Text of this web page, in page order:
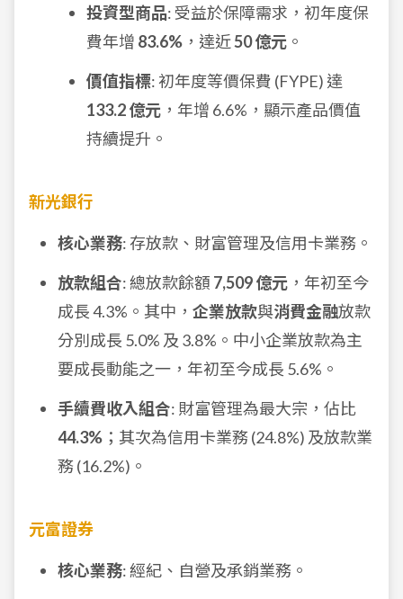
投資型商品: 受益於保障需求，初年度保
費年增 83.6% ，達近50 億元 。
價值指標: 初年度等價保費 (FYPE) 達
133.2 億元 ，年增 6.6%，顯示產品價值
持續提升。
新光銀行
核心業務: 存放款、財富管理及信用卡業務。
放款組合: 總放款餘額 7,509 億元 ，年初至今
成長 4.3%。其中， 企業放款與消費金融放款
分別成長 5.0% 及 3.8%。中小企業放款為主
要成長動能之一，年初至今成長 5.6%。
手續費收入組合: 財富管理為最大宗，佔比
44.3% ；其次為信用卡業務 (24.8%) 及放款業
務 (16.2%)。
元富證券
核心業務: 經紀、自營及承銷業務。